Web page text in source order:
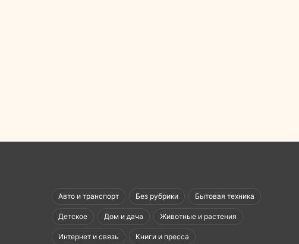
Авто и транспорт Без рубрики Бытовая техника
Детское Дом и дача Животные и растения
Интернет и связь Книги и пресса